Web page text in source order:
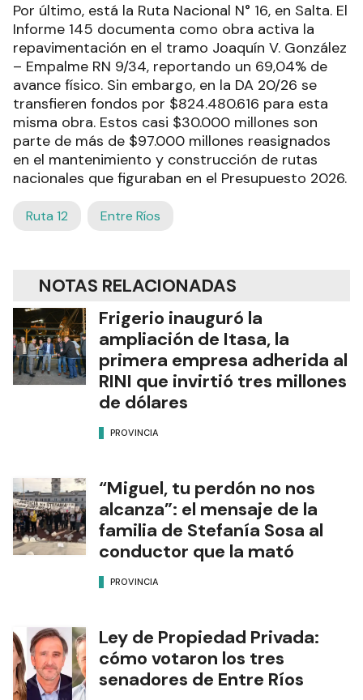
Por último, está la Ruta Nacional N° 16, en Salta. El
Informe 145 documenta como obra activa la
repavimentación en el tramo Joaquín V. González
– Empalme RN 9/34, reportando un 69,04% de
avance físico. Sin embargo, en la DA 20/26 se
transfieren fondos por $824.480.616 para esta
misma obra. Estos casi $30.000 millones son
parte de más de $97.000 millones reasignados
en el mantenimiento y construcción de rutas
nacionales que figuraban en el Presupuesto 2026.
Ruta 12 Entre Ríos
NOTAS RELACIONADAS
Frigerio inauguró la
ampliación de Itasa, la
primera empresa adherida al
RINI que invirtió tres millones
de dólares
PROVINCIA
“Miguel, tu perdón no nos
alcanza”: el mensaje de la
familia de Stefanía Sosa al
conductor que la mató
PROVINCIA
Ley de Propiedad Privada:
cómo votaron los tres
senadores de Entre Ríos